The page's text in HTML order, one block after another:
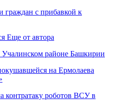
граждан с прибавкой к
Еще от автора
районе Башкирии
на Ермолаева
контратаку роботов ВСУ в